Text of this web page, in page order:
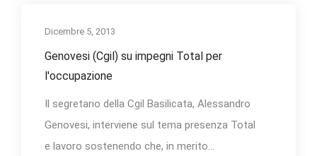
Dicembre 5, 2013
Genovesi (Cgil) su impegni Total per
l'occupazione
Il segretario della Cgil Basilicata, Alessandro
Genovesi, interviene sul tema presenza Total
e lavoro sostenendo che, in merito...